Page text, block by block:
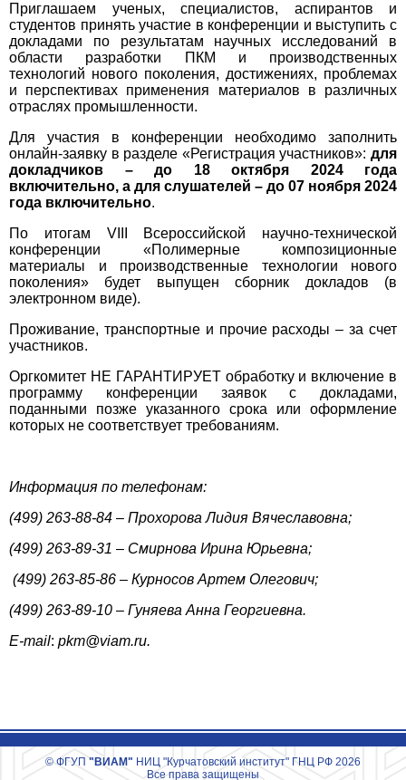
Приглашаем ученых, специалистов, аспирантов и
студентов принять участие в конференции и выступить с
докладами по результатам научных исследований в
области разработки ПКМ и производственных
технологий нового поколения, достижениях, проблемах
и перспективах применения материалов в различных
отраслях промышленности.
Для участия в конференции необходимо заполнить
онлайн-заявку в разделе «Регистрация участников»:для
докладчиков – до 18 октября 2024 года
включительно, а для слушателей – до 07 ноября 2024
года включительно.
По итогам VIII Всероссийской научно-технической
конференции «Полимерные композиционные
материалы и производственные технологии нового
поколения» будет выпущен сборник докладов (в
электронном виде).
Проживание, транспортные и прочие расходы – за счет
участников.
Оргкомитет НЕ ГАРАНТИРУЕТ обработку и включение в
программу конференции заявок с докладами,
поданными позже указанного срока или оформление
которых не соответствует требованиям.
Информация по телефонам:
(499) 263-88-84 – Прохорова Лидия Вячеславовна;
(499) 263-89-31 – Смирнова Ирина Юрьевна;
(499) 263-85-86 – Курносов Артем Олегович;
(499) 263-89-10 – Гуняева Анна Георгиевна.
E-mail: pkm@viam.ru.
© ФГУП "ВИАМ" НИЦ "Курчатовский институт" ГНЦ РФ 2026
Все права защищены